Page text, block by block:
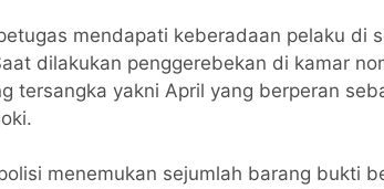
mendapati keberadaan pelaku di
dilakukan penggerebekan di kamar
tersangka yakni April yang berperan
menemukan sejumlah barang bukti